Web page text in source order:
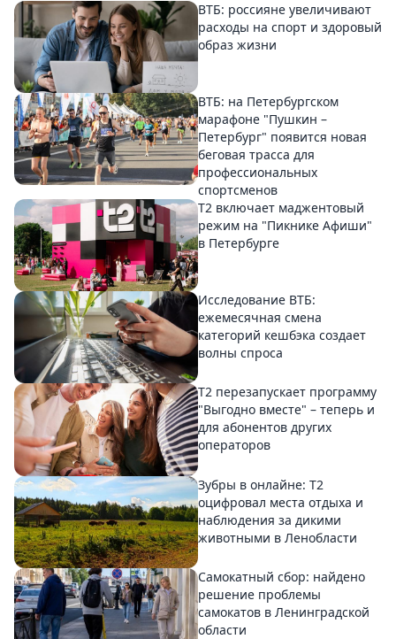
ВТБ: россияне увеличивают
расходы на спорт и здоровый
образ жизни
ВТБ: на Петербургском
марафоне "Пушкин –
Петербург" появится новая
беговая трасса для
профессиональных
спортсменов
Т2 включает маджентовый
режим на "Пикнике Афиши"
в Петербурге
Исследование ВТБ:
ежемесячная смена
категорий кешбэка создает
волны спроса
Т2 перезапускает программу
"Выгодно вместе" – теперь и
для абонентов других
операторов
Зубры в онлайне: Т2
оцифровал места отдыха и
наблюдения за дикими
животными в Ленобласти
Самокатный сбор: найдено
решение проблемы
самокатов в Ленинградской
области